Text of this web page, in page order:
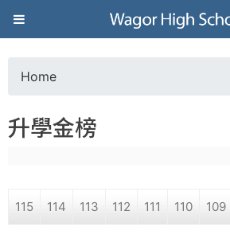
Jump to navigation
葳
格
高
學
o
a
Home
升學金榜
115 114 113 112 111 110 109